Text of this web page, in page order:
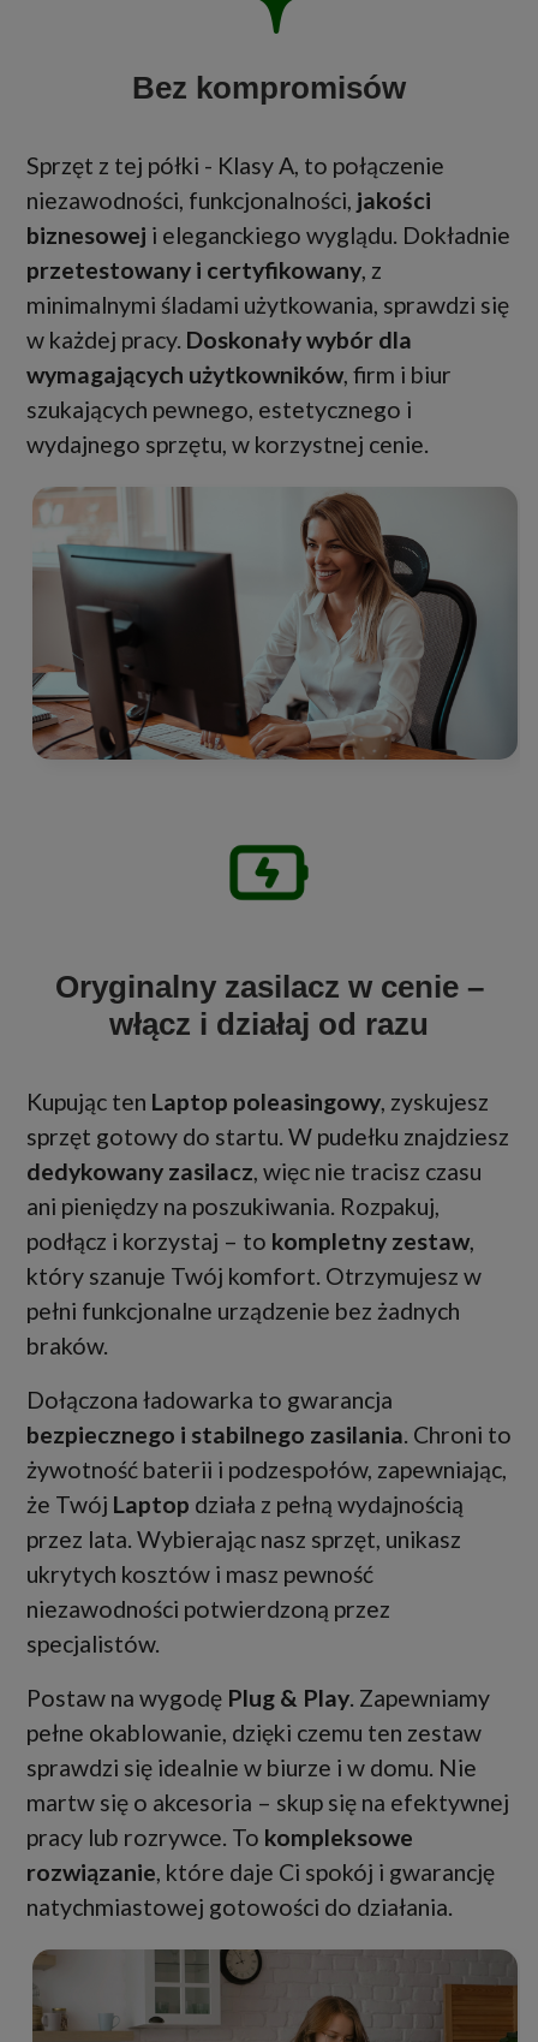
Bez kompromisów
Sprzęt z tej półki - Klasy A, to połączenie
niezawodności, funkcjonalności, jakości
biznesowej i eleganckiego wyglądu. Dokładnie
przetestowany i certyfikowany , z
minimalnymi śladami użytkowania, sprawdzi się
w każdej pracy. Doskonały wybór dla
wymagających użytkowników , firm i biur
szukających pewnego, estetycznego i
wydajnego sprzętu, w korzystnej cenie.
Oryginalny zasilacz w cenie –
włącz i działaj od razu
Kupując ten Laptop poleasingowy, zyskujesz
sprzęt gotowy do startu. W pudełku znajdziesz
dedykowany zasilacz, więc nie tracisz czasu
ani pieniędzy na poszukiwania. Rozpakuj,
podłącz i korzystaj – to kompletny zestaw,
który szanuje Twój komfort. Otrzymujesz w
pełni funkcjonalne urządzenie bez żadnych
braków.
Dołączona ładowarka to gwarancja
bezpiecznego i stabilnego zasilania. Chroni to
żywotność baterii i podzespołów, zapewniając,
że Twój Laptop działa z pełną wydajnością
przez lata. Wybierając nasz sprzęt, unikasz
ukrytych kosztów i masz pewność
niezawodności potwierdzoną przez
specjalistów.
Postaw na wygodę Plug & Play. Zapewniamy
pełne okablowanie, dzięki czemu ten zestaw
sprawdzi się idealnie w biurze i w domu. Nie
martw się o akcesoria – skup się na efektywnej
pracy lub rozrywce. To kompleksowe
rozwiązanie, które daje Ci spokój i gwarancję
natychmiastowej gotowości do działania.